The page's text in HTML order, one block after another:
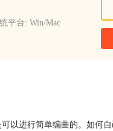
平台: Win/Mac
以进行简单编曲的。如何